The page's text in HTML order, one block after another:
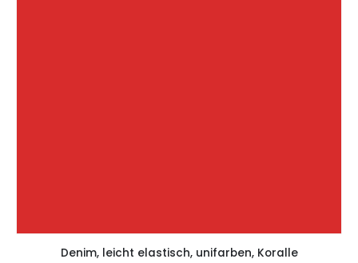
Denim, leicht elastisch, unifarben, Koralle